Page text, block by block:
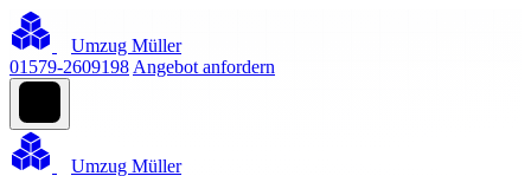
Umzug Müller
01579-2609198 Angebot anfordern
Umzug Müller